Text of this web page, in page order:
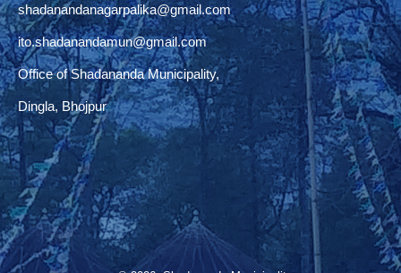
shadanandanagarpalika@gmail.com
ito.shadanandamun@gmail.com
Office of Shadananda Municipality,
Dingla, Bhojpur